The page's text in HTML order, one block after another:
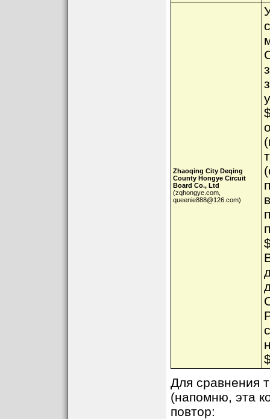
Zhaoqing City Deqing
County Hongye Circuit
Board Co., Ltd
(zqhongye.com,
queenie888@126.com)
Для сравнения
(напомню, эта
повтор: